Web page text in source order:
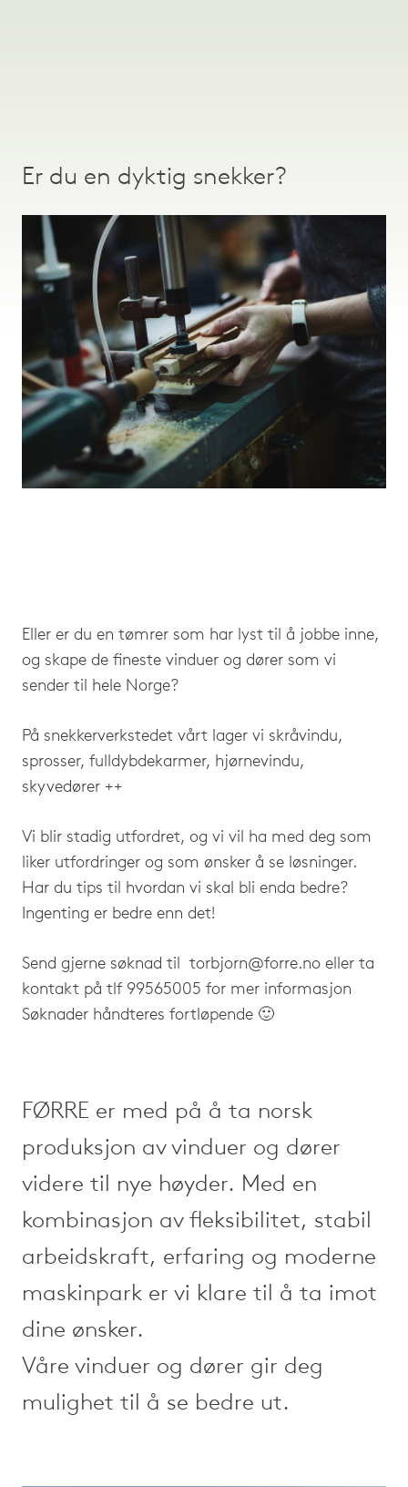
Er du en dyktig snekker?
Eller er du en tømrer som har lyst til å jobbe inne,
og skape de fineste vinduer og dører som vi
sender til hele Norge?
På snekkerverkstedet vårt lager vi skråvindu,
sprosser, fulldybdekarmer, hjørnevindu,
skyvedører ++
Vi blir stadig utfordret, og vi vil ha med deg som
liker utfordringer og som ønsker å se løsninger.
Har du tips til hvordan vi skal bli enda bedre?
Ingenting er bedre enn det!
Send gjerne søknad til torbjorn@forre.no eller ta
kontakt på tlf 99565005 for mer informasjon
Søknader håndteres fortløpende 🙂
FØRRE er med på å ta norsk
produksjon av vinduer og dører
videre til nye høyder. Med en
kombinasjon av fleksibilitet, stabil
arbeidskraft, erfaring og moderne
maskinpark er vi klare til å ta imot
dine ønsker.
Våre vinduer og dører gir deg
mulighet til å se bedre ut.